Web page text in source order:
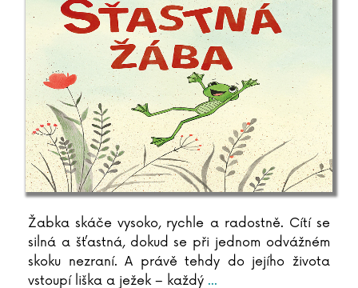
Žabka skáče vysoko, rychle a radostně. Cítí se
silná a šťastná, dokud se při jednom odvážném
skoku nezraní. A právě tehdy do jejího života
vstoupí liška a ježek – každý ...